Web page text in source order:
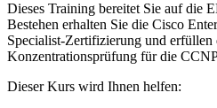
Dieses Training bereitet Sie auf die
Bestehen erhalten Sie die Cisco
Specialist-Zertifizierung und
Konzentrationsprüfung für die
Dieser Kurs wird Ihnen helfen: